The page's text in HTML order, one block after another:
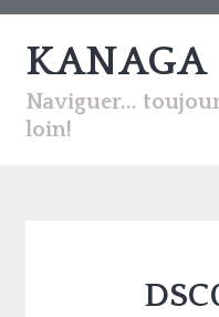
KANAGA
Naviguer...
loin!